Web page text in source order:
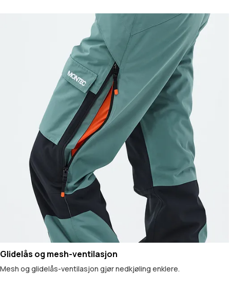
Glidelås og mesh-ventilasjon
Mesh og glidelås-ventilasjon gjør nedkjøling enklere.